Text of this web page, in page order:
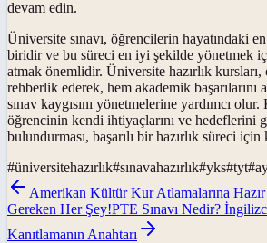
devam edin.
Üniversite sınavı, öğrencilerin hayatındaki
biridir ve bu süreci en iyi şekilde yönetmek
atmak önemlidir. Üniversite hazırlık
rehberlik ederek, hem akademik başarılarını
sınav kaygısını yönetmelerine yardımcı
öğrencinin kendi ihtiyaçlarını ve hedeflerini
bulundurması, başarılı bir hazırlık süreci
#üniversitehazırlık#sınavahazırlık#yks#tyt#
Amerikan Kültür Kur Atlamalarına Hazır
Gereken Her Şey!PTE Sınavı Nedir?
Kanıtlamanın Anahtarı